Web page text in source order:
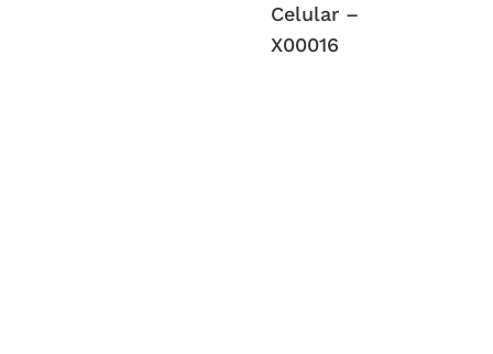
Celular –
X00016